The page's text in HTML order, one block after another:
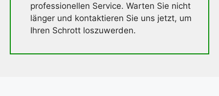
professionellen Service. Warten Sie nicht
länger und kontaktieren Sie uns jetzt, um
Ihren Schrott loszuwerden.